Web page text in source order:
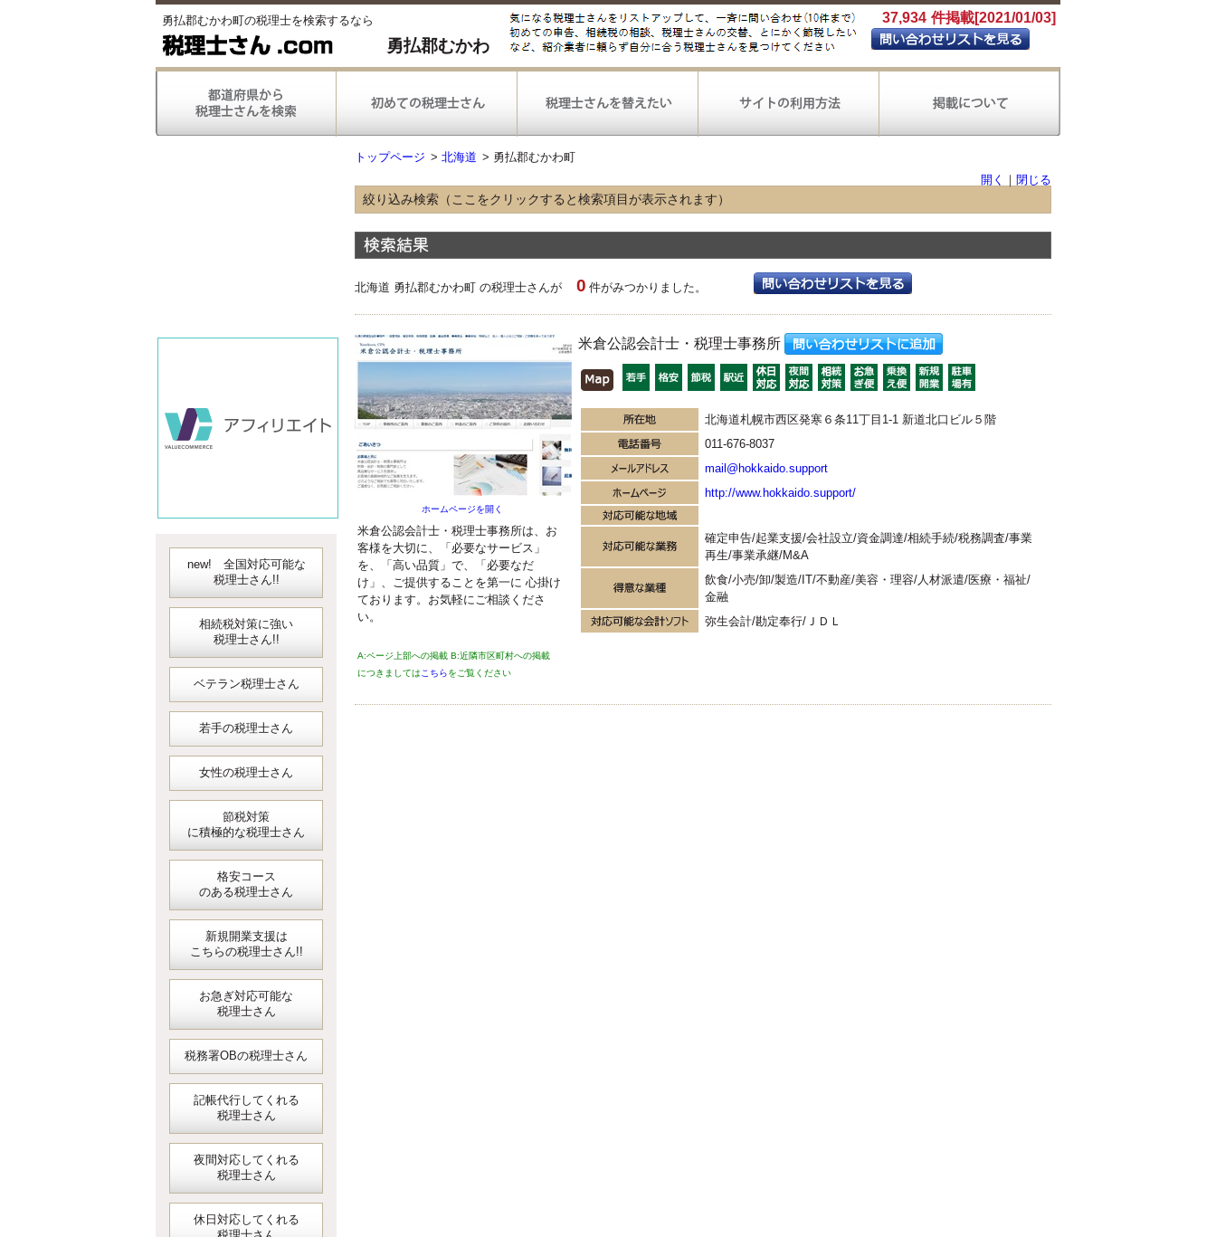
勇払郡むかわ町の税理士を検索するなら
勇払郡むかわ
37,934 件掲載[2021/01/03]
new! 全国対応可能な
税理士さん!!
相続税対策に強い
税理士さん!!
ベテラン税理士さん
若手の税理士さん
女性の税理士さん
節税対策
に積極的な税理士さん
格安コース
のある税理士さん
新規開業支援は
こちらの税理士さん!!
お急ぎ対応可能な
税理士さん
税務署OBの税理士さん
記帳代行してくれる
税理士さん
夜間対応してくれる
税理士さん
休日対応してくれる
トップページ > 北海道 > 勇払郡むかわ町
開く
｜ 閉じる
絞り込み検索（ここをクリックすると検索項目が表示されます）
得意な業種
情報通信
運輸 小売 金融
保険
不動産
飲食 生活関連サービス
得意な業務 確定申告 決算 会計ソフト導入
会社設立
相続手続 選択なし
対応可能な
会計ソフト
弥生会計
JDLIBEX出納帳
ミロク法人会計 使える会計 選択なし
北海道 勇払郡むかわ町 の税理士さんが 0 件がみつかりました。
ホームページを開く
米倉公認会計士・税理士事務所は、お
客様を大切に、「必要なサービス」
を、「高い品質」で、「必要なだ
け」、ご提供することを第一に 心掛け
ております。お気軽にご相談くださ
い。
A:ページ上部への掲載 B:近隣市区町村への掲載
につきましては こちらをご覧ください
米倉公認会計士・税理士事務所
北海道札幌市西区発寒６条11丁目1-1 新道北口ビル５階
011-676-8037
mail@hokkaido.support
http://www.hokkaido.support/
確定申告/起業支援/会社設立/資金調達/相続手続/税務調査/事業
再生/事業承継/M&A
飲食/小売/卸/製造/IT/不動産/美容・理容/人材派遣/医療・福祉/
金融
弥生会計/勘定奉行/ＪＤＬ